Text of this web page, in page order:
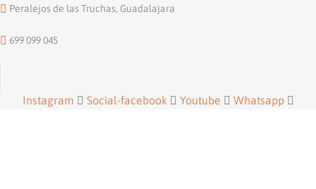
Peralejos de las Truchas, Guadalajara
699 099 045
Instagram Social-facebook Youtube Whatsapp